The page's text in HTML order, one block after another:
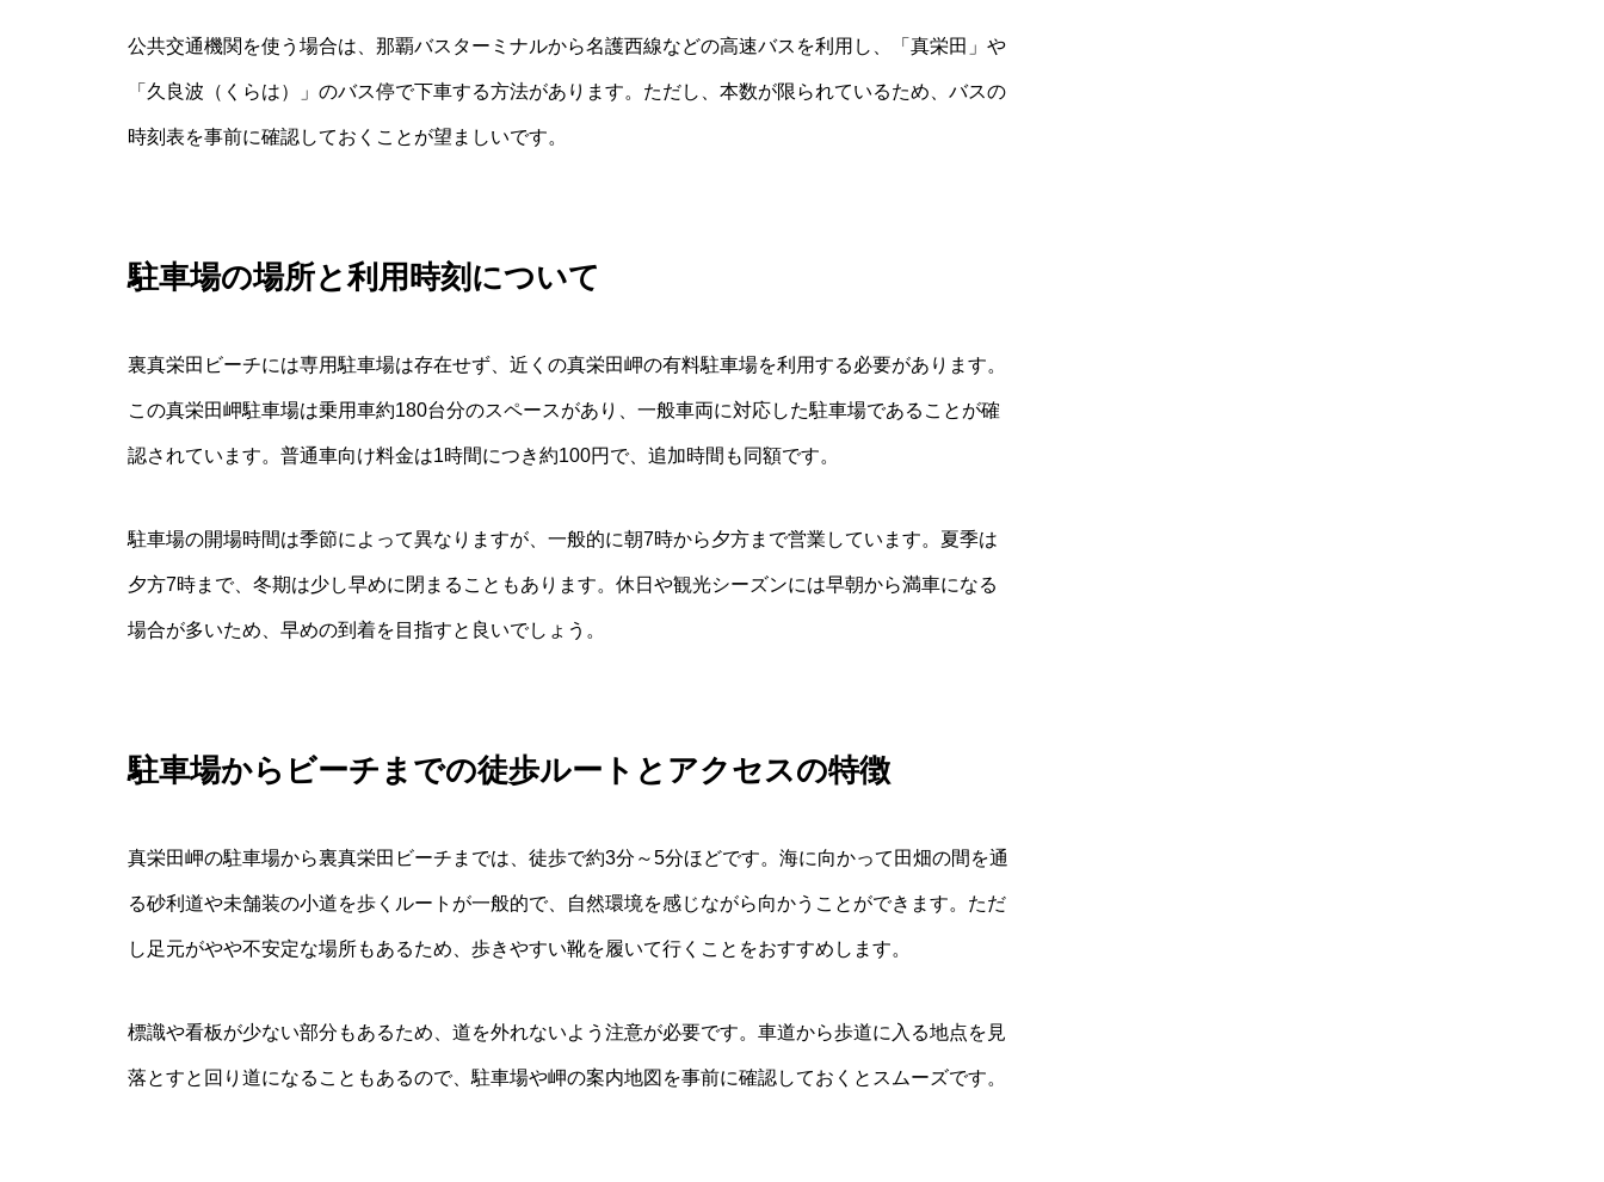
公共交通機関を使う場合は、那覇バスターミナルから名護西線などの高速バスを利用し、「真栄田」や
「久良波（くらは）」のバス停で下車する方法があります。ただし、本数が限られているため、バスの
時刻表を事前に確認しておくことが望ましいです。
駐車場の場所と利用時刻について
裏真栄田ビーチには専用駐車場は存在せず、近くの真栄田岬の有料駐車場を利用する必要があります。
この真栄田岬駐車場は乗用車約180台分のスペースがあり、一般車両に対応した駐車場であることが確
認されています。普通車向け料金は1時間につき約100円で、追加時間も同額です。
駐車場の開場時間は季節によって異なりますが、一般的に朝7時から夕方まで営業しています。夏季は
夕方7時まで、冬期は少し早めに閉まることもあります。休日や観光シーズンには早朝から満車になる
場合が多いため、早めの到着を目指すと良いでしょう。
駐車場からビーチまでの徒歩ルートとアクセスの特徴
真栄田岬の駐車場から裏真栄田ビーチまでは、徒歩で約3分～5分ほどです。海に向かって田畑の間を通
る砂利道や未舗装の小道を歩くルートが一般的で、自然環境を感じながら向かうことができます。ただ
し足元がやや不安定な場所もあるため、歩きやすい靴を履いて行くことをおすすめします。
標識や看板が少ない部分もあるため、道を外れないよう注意が必要です。車道から歩道に入る地点を見
落とすと回り道になることもあるので、駐車場や岬の案内地図を事前に確認しておくとスムーズです。